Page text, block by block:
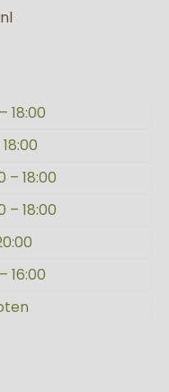
18:00
– 18:00
– 18:00
16:00